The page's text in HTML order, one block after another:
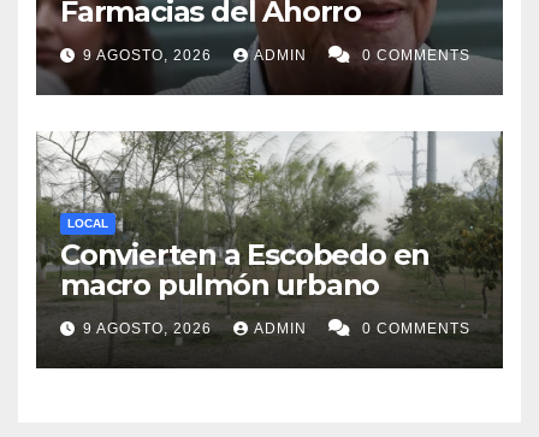
Farmacias del Ahorro
9 AGOSTO, 2026 ADMIN 0 COMMENTS
LOCAL
Convierten a Escobedo en
macro pulmón urbano
9 AGOSTO, 2026 ADMIN 0 COMMENTS